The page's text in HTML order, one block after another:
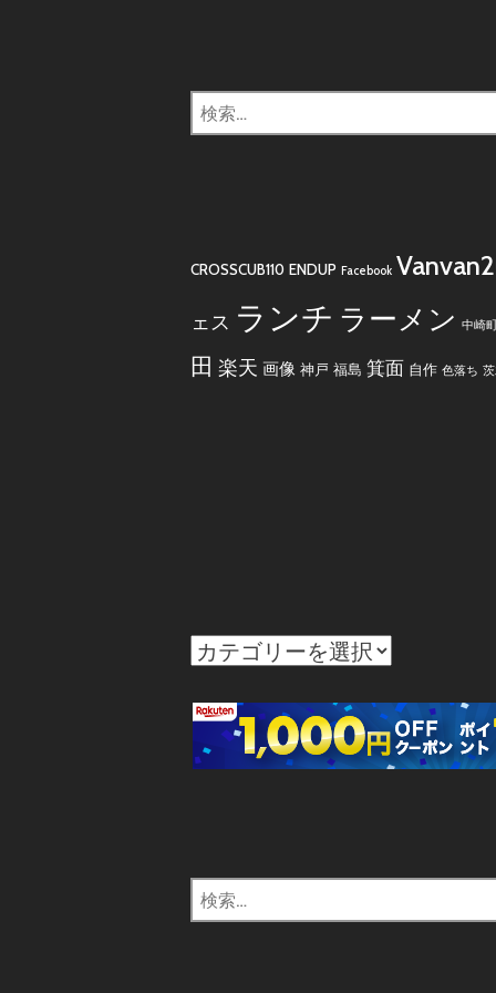
検
索:
CROSSCUB110 ENDUP Facebook
ェス ランチ ラーメン 中崎町
田 楽天 画像 神戸 福島 箕面 自作 色落ち
カ
ゴ
リ
ー
検
索: